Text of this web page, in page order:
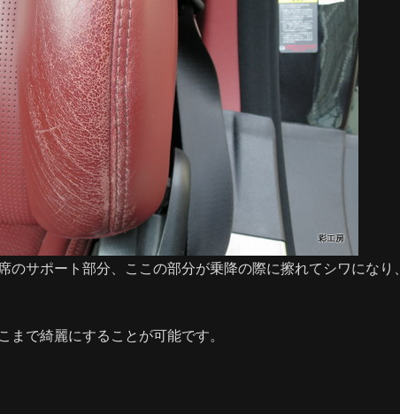
サポート部分、ここの部分が乗降の際に擦れてシワになり、
まで綺麗にすることが可能です。